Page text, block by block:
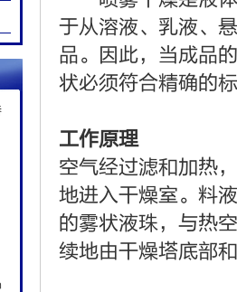
于从溶液、乳液、
品。因此，当成品
状必须符合精确的
工作原理
空气经过滤和加热
地进入干燥室。料
的雾状液珠，与热
续地由干燥塔底部